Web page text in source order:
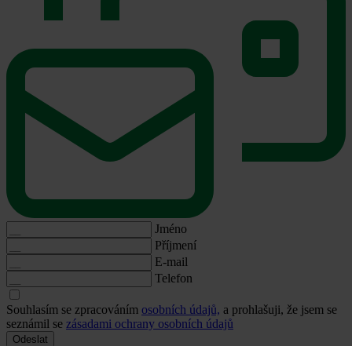
Jméno
Příjmení
E-mail
Telefon
Souhlasím se zpracováním osobních údajů, a prohlašuji, že jsem se
seznámil se zásadami ochrany osobních údajů
Odeslat